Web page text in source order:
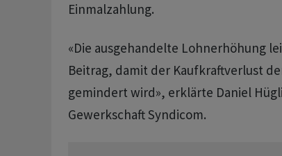
Einmalzahlung.
«Die ausgehandelte Lohnerhöhung
Beitrag, damit der Kaufkraftverlust
gemindert wird», erklärte Daniel
Gewerkschaft Syndicom.